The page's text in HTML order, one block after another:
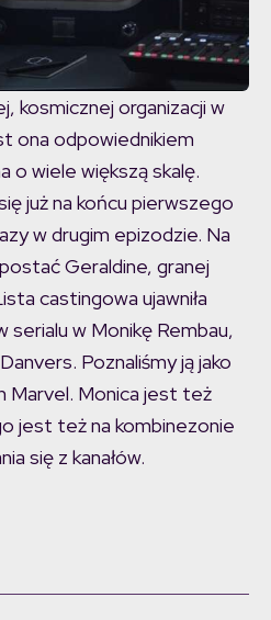
kosmicznej organizacji w
ona odpowiednikiem
o wiele większą skalę.
już na końcu pierwszego
w drugim epizodzie. Na
Geraldine, granej
castingowa ujawniła
serialu w Monikę Rembau,
Poznaliśmy ją jako
Marvel. Monica jest też
jest też na kombinezonie
się z kanałów.